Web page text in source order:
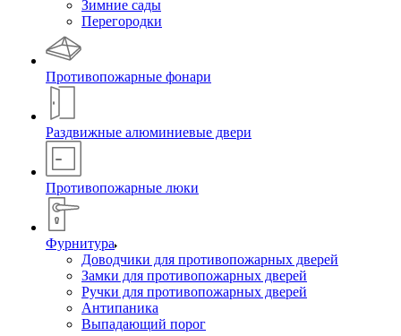
Зимние сады
Перегородки
Противопожарные фонари
Раздвижные алюминиевые двери
Противопожарные люки
Фурнитура
Доводчики для противопожарных дверей
Замки для противопожарных дверей
Ручки для противопожарных дверей
Антипаника
Выпадающий порог